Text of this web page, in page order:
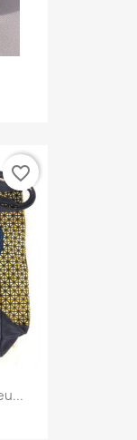
favorite_border